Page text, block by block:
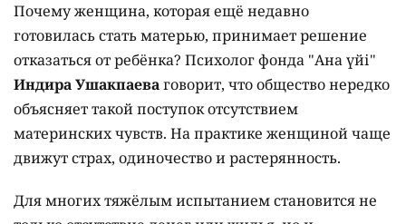
Почему женщина, которая ещё недавно
готовилась стать матерью, принимает решение
отказаться от ребёнка? Психолог фонда "Ана үйі"
Индира Ушакпаеваговорит, что общество нередко
объясняет такой поступок отсутствием
материнских чувств. На практике женщиной чаще
движут страх, одиночество и растерянность.
Для многих тяжёлым испытанием становится не